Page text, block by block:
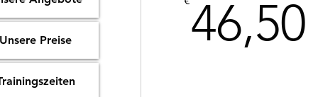
46,50
Unsere Preise